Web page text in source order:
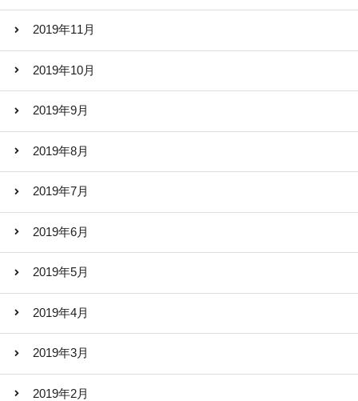
2019年11月
2019年10月
2019年9月
2019年8月
2019年7月
2019年6月
2019年5月
2019年4月
2019年3月
2019年2月